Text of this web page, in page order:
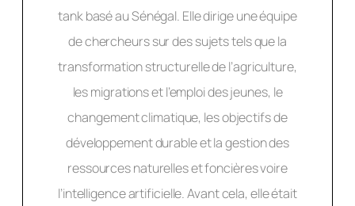
tank basé au Sénégal. Elle dirige une équipe
de chercheurs sur des sujets tels que la
transformation structurelle de l’agriculture,
les migrations et l’emploi des jeunes, le
changement climatique, les objectifs de
développement durable et la gestion des
ressources naturelles et foncières voire
l’intelligence artificielle. Avant cela, elle était